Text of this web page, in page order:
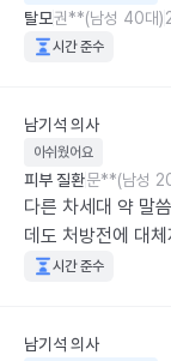
탈모권**(남성 40대)
시간 준수
남기석 의사
아쉬웠어요
피부 질환문**(남성
다른 차세대 약 말
데도 처방전에 대
시간 준수
남기석 의사